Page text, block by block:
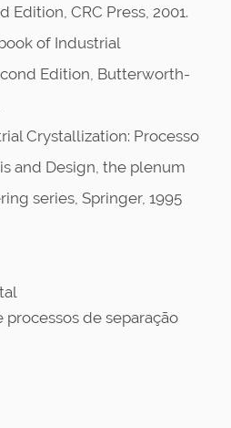
Edition, CRC Press, 2001.
of Industrial
Edition, Butterworth-
Crystallization: Processo
and Design, the plenum
series, Springer, 1995
de separação